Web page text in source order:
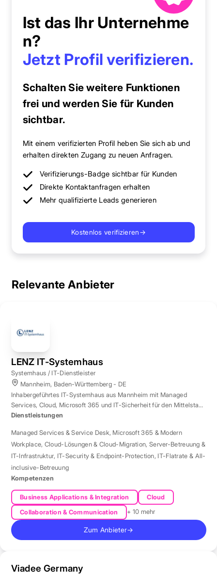
Ist das Ihr Unternehme
n?
Jetzt Profil verifizieren.
Schalten Sie weitere Funktionen
frei und werden Sie für Kunden
sichtbar.
Mit einem verifizierten Profil heben Sie sich ab und
erhalten direkten Zugang zu neuen Anfragen.
Verifizierungs-Badge sichtbar für Kunden
Direkte Kontaktanfragen erhalten
Mehr qualifizierte Leads generieren
Kostenlos verifizieren→
Relevante Anbieter
LENZ IT-Systemhaus
Systemhaus / IT-Dienstleister
Mannheim, Baden-Württemberg - DE
Inhabergeführtes IT-Systemhaus aus Mannheim mit Managed
Services, Cloud, Microsoft 365 und IT-Sicherheit für den Mittelstand
der Region Rhein-Neckar.
Dienstleistungen
Managed Services & Service Desk, Microsoft 365 & Modern
Workplace, Cloud-Lösungen & Cloud-Migration, Server-Betreuung &
IT-Infrastruktur, IT-Security & Endpoint-Protection, IT-Flatrate & All-
inclusive-Betreuung
Kompetenzen
Business Applications & Integration
Cloud
Collaboration & Communication
+ 10 mehr
Zum Anbieter→
Viadee Germany